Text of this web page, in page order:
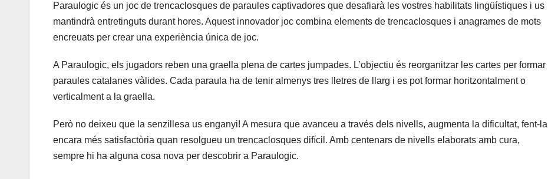
Paraulogic és un joc de trencaclosques de paraules captivadores que desafiarà les vostres habilitats lingüístiques i us
mantindrà entretinguts durant hores. Aquest innovador joc combina elements de trencaclosques i anagrames de mots
encreuats per crear una experiència única de joc.
A Paraulogic, els jugadors reben una graella plena de cartes jumpades. L’objectiu és reorganitzar les cartes per formar
paraules catalanes vàlides. Cada paraula ha de tenir almenys tres lletres de llarg i es pot formar horitzontalment o
verticalment a la graella.
Però no deixeu que la senzillesa us enganyi! A mesura que avanceu a través dels nivells, augmenta la dificultat, fent-la
encara més satisfactòria quan resolgueu un trencaclosques difícil. Amb centenars de nivells elaborats amb cura,
sempre hi ha alguna cosa nova per descobrir a Paraulogic.